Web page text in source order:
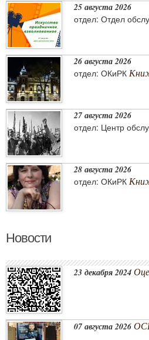
25 августа 2026
отдел: Отдел
26 августа 2026
отдел: ОКиРК
27 августа 2026
отдел: Центр
28 августа 2026
отдел: ОКиРК
Новости
23 декабря 2024
07 августа 2026